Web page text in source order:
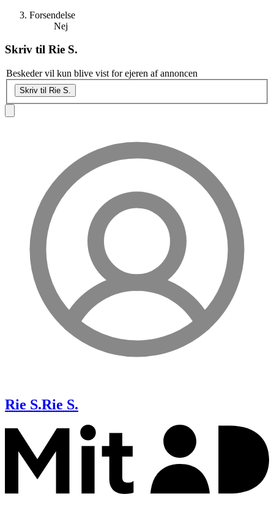
Forsendelse
Nej
Skriv til Rie S.
Beskeder vil kun blive vist for ejeren af annoncen
Skriv til Rie S.
Rie S.Rie S.